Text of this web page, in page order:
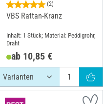
(2)
VBS Rattan-Kranz
Inhalt: 1 Stück; Material: Peddigrohr,
Draht
ab 10,85 €